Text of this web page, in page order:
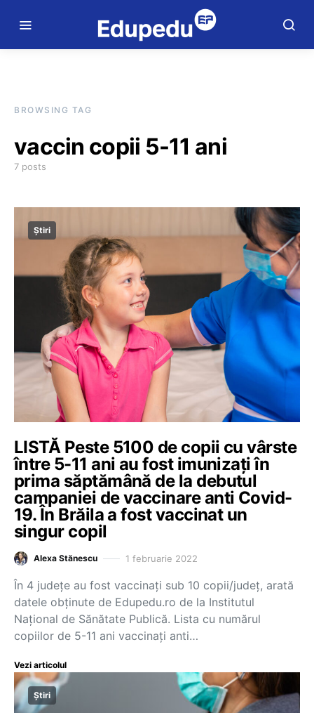
BROWSING TAG
vaccin copii 5-11 ani
7 posts
Știri
LISTĂ Peste 5100 de copii cu vârste
între 5-11 ani au fost imunizați în
prima săptămână de la debutul
campaniei de vaccinare anti Covid-
19. În Brăila a fost vaccinat un
singur copil
Alexa Stănescu 1 februarie 2022
În 4 județe au fost vaccinați sub 10 copii/județ, arată
datele obținute de Edupedu.ro de la Institutul
Național de Sănătate Publică. Lista cu numărul
copiilor de 5-11 ani vaccinați anti…
Vezi articolul
Știri